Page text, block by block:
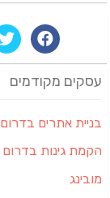
עסקים מקודמים
בניית אתרים בדרום
הקמת גינות בדרום
מובינג